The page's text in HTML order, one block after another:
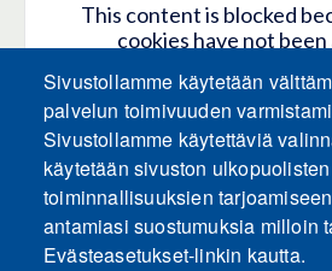
This content is blocked
cookies have not
HYVÄKSY KAIKKI
Only accept Embeds
Sivustollamme käytetään
palvelun toimivuuden
Sivustollamme käytettäviä
käytetään sivuston
toiminnallisuuksien
antamiasi suostumuksia milloin
Evästeasetukset-linkin kautta.